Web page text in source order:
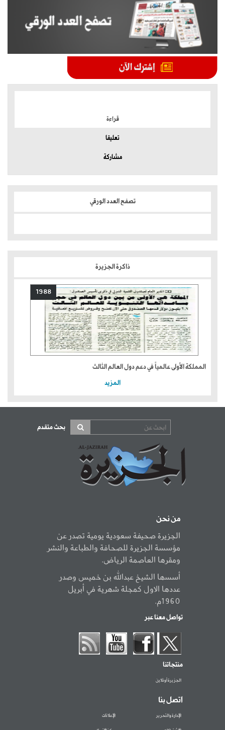
قراءة
تعليقا
مشاركة
تصفح العدد الورقي
ذاكرة الجزيرة
1988
المملكة الأولى عالمياً في دعم دول العالم الثالث
المزيد
بحث متقدم
من نحن
الجزيرة صحيفة سعودية يومية تصدر عن
مؤسسة الجزيرة للصحافة والطباعة والنشر
ومقرها العاصمة الرياض.
أسسها الشيخ عبدالله بن خميس وصدر
عددها الاول كمجلة شهرية في أبريل
1960م.
تواصل معنا عبر
منتجاتنا
الجزيرة أونلاين
اتصل بنا
الإدارة والتحرير الإعلانات